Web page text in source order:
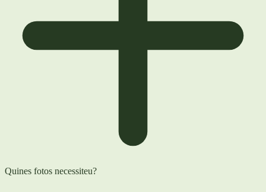
Quines fotos necessiteu?